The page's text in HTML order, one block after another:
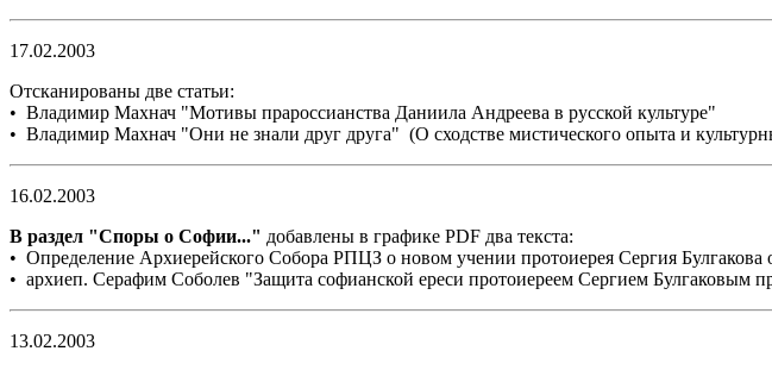
17.02.2003
Отсканированы две статьи:
• Владимир Махнач "Мотивы прароссианства Даниила Андреева в русской культуре"
• Владимир Махнач "Они не знали друг друга" (О сходстве мистического опыта и
16.02.2003
В раздел "Споры о Софии..." добавлены в графике PDF два текста:
• Определение Архиерейского Собора РПЦЗ о новом учении протоиерея Сергия
• архиеп. Серафим Соболев "Защита софианской ереси протоиереем Сергием Булгаковым
13.02.2003